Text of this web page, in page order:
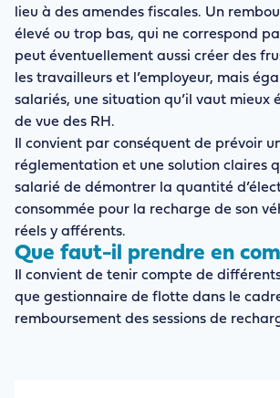
lieu à des amendes fiscales. Un
élevé ou trop bas, qui ne correspond
peut éventuellement aussi créer des
les travailleurs et l’employeur, mais
salariés, une situation qu’il vaut mieux
de vue des RH.
Il convient par conséquent de prévoir
réglementation et une solution claires
salarié de démontrer la quantité
consommée pour la recharge de son
réels y afférents.
Que faut-il prendre en
Il convient de tenir compte de
que gestionnaire de flotte dans le
remboursement des sessions de